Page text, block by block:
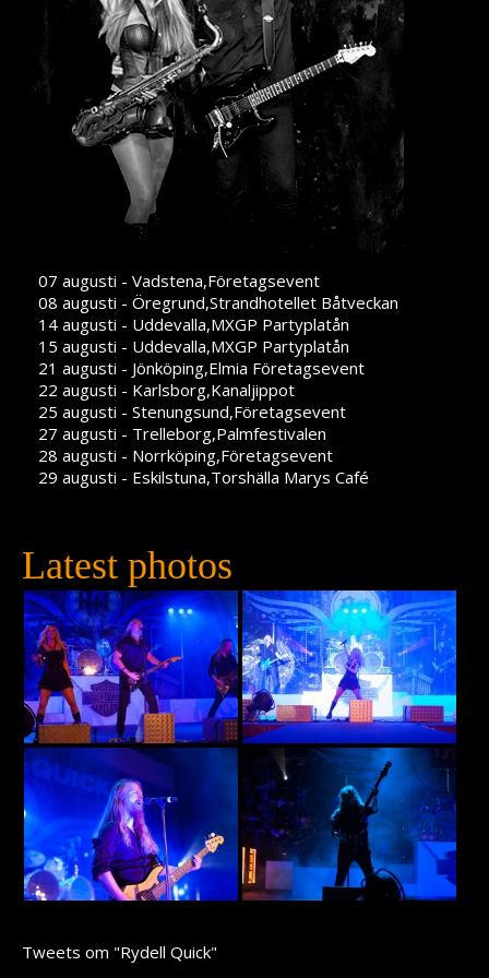
07 augusti - Vadstena,Företagsevent
08 augusti - Öregrund,Strandhotellet Båtveckan
14 augusti - Uddevalla,MXGP Partyplatån
15 augusti - Uddevalla,MXGP Partyplatån
21 augusti - Jönköping,Elmia Företagsevent
22 augusti - Karlsborg,Kanaljippot
25 augusti - Stenungsund,Företagsevent
27 augusti - Trelleborg,Palmfestivalen
28 augusti - Norrköping,Företagsevent
29 augusti - Eskilstuna,Torshälla Marys Café
Latest photos
Tweets om "Rydell Quick"